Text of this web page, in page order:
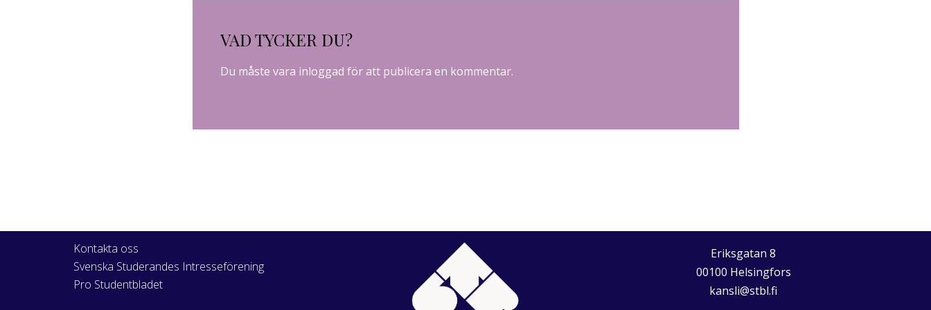
VAD TYCKER DU?
Du måste vara inloggad för att publicera en kommentar.
Kontakta oss
Svenska Studerandes Intresseförening
Pro Studentbladet
Eriksgatan 8
00100 Helsingfors
kansli@stbl.fi